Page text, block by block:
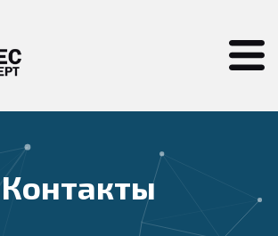
Контакты